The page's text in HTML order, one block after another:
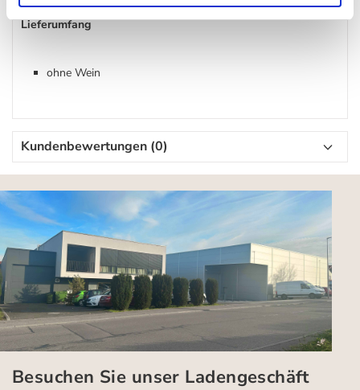
Lieferumfang
ohne Wein
Kundenbewertungen (0)
Besuchen Sie unser Ladengeschäft